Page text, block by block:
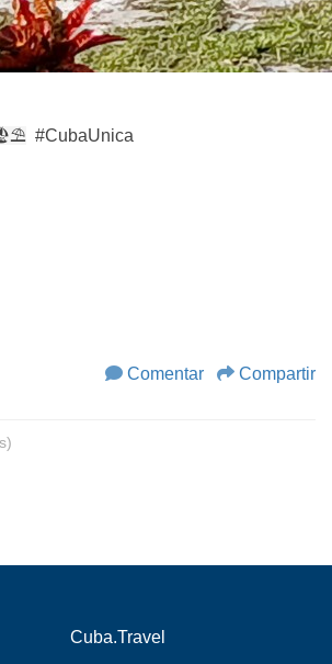
⛱ #CubaUnica
Comentar Compartir
Cuba.Travel